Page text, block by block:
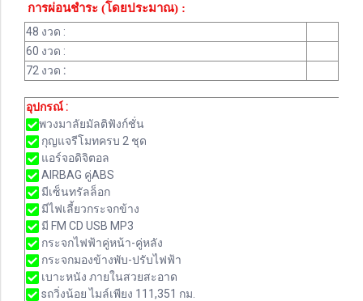
การผ่อนชำระ (โดยประมาณ) :
48 งวด :
60 งวด :
72 งวด :
อุปกรณ์ :
พวงมาลัยมัลติฟังก์ชั่น
กุญแจรีโมทครบ 2 ชุด
แอร์จอดิจิตอล
AIRBAG คู่ABS
มีเซ็นทรัลล็อก
มีไฟเลี้ยวกระจกข้าง
มี FM CD USB MP3
กระจกไฟฟ้าคู่หน้า-คู่หลัง
กระจกมองข้างพับ-ปรับไฟฟ้า
เบาะหนัง ภายในสวยสะอาด
sถวิ่งน้อย ไมล์เพียง 111,351 กม.